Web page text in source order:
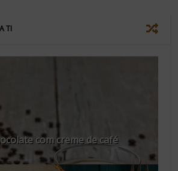
TI
com creme de café